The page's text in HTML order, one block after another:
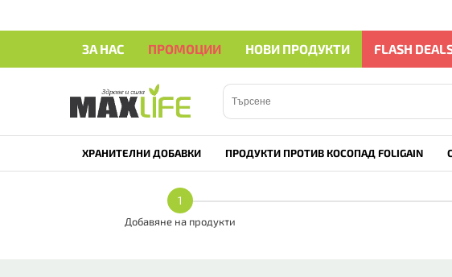
ЗА НАС ПРОМОЦИИ НОВИ ПРОДУКТИ FLASH
ХРАНИТЕЛНИ ДОБАВКИ ПРОДУКТИ ПРОТИВ КОСОПАД FOLIGAIN
1
Добавяне на продукти